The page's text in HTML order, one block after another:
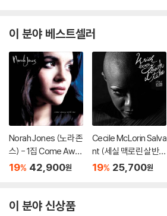
이 분야 베스트셀러
Norah Jones (노라 존
스) - 1집 Come Awa
y With Me (20th Ann
19% 42,900원
Cecile McLorin Salva
nt (세실 맥로린 살반
트) - With Every Bre
19% 25,700원
이 분야 신상품